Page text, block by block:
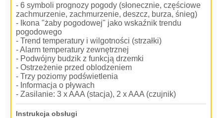
- 6 symboli prognozy pogody (słonecznie, częściowe
zachmurzenie, zachmurzenie, deszcz, burza, śnieg)
- Ikona "żaby pogodowej" jako wskaźnik trendu
pogodowego
- Trend temperatury i wilgotności (strzałki)
- Alarm temperatury zewnętrznej
- Podwójny budzik z funkcją drzemki
- Ostrzeżenie przed oblodzeniem
- Trzy poziomy podświetlenia
- Informacja o pływach
- Zasilanie: 3 x AAA (stacja), 2 x AAA (czujnik)
Instrukcja obsługi